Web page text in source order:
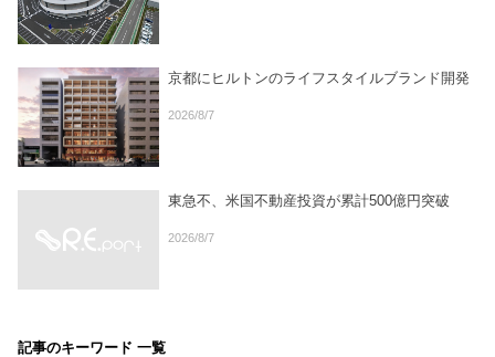
京都にヒルトンのライフスタイルブランド開発
2026/8/7
東急不、米国不動産投資が累計500億円突破
2026/8/7
記事のキーワード 一覧